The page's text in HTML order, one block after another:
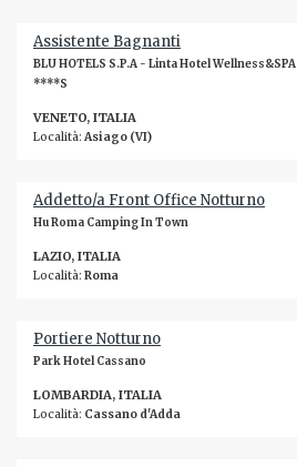
Assistente Bagnanti
BLU HOTELS S.P.A - Linta Hotel Wellness&SPA
****S
VENETO, ITALIA
Località: Asiago (VI)
Addetto/a Front Office Notturno
Hu Roma Camping In Town
LAZIO, ITALIA
Località: Roma
Portiere Notturno
Park Hotel Cassano
LOMBARDIA, ITALIA
Località: Cassano d'Adda